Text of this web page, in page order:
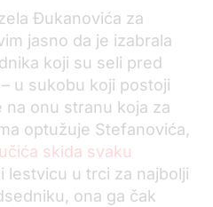
Đukanovića za
jasno da je izabrala
koji su seli pred
u sukobu koji postoji
onu stranu koja za
optužuje Stefanovića,
skida svaku
lestvicu u trci za najbolji
ona ga čak